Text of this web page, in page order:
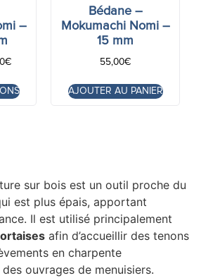
–
€
Bédane –
Mokumachi Nomi –
15 mm
55,00€
AJOUTER AU PANIER
sur bois est un outil proche du
est plus épais, apportant
Il est utilisé principalement
afin d’accueillir des tenons
en charpente
ouvrages de menuisiers.